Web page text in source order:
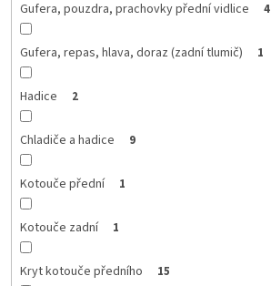
Gufera, pouzdra, prachovky přední vidlice 4
Gufera, repas, hlava, doraz (zadní tlumič) 1
Hadice 2
Chladiče a hadice 9
Kotouče přední 1
Kotouče zadní 1
Kryt kotouče předního 15